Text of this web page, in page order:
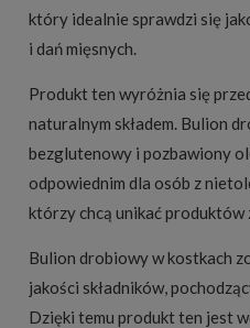
który idealnie sprawdzi się
i dań mięsnych.
Produkt ten wyróżnia się
naturalnym składem. Bulion
bezglutenowy i pozbawiony
odpowiednim dla osób z
którzy chcą unikać produktów
Bulion drobiowy w kostkach
jakości składników,
Dzięki temu produkt ten jest